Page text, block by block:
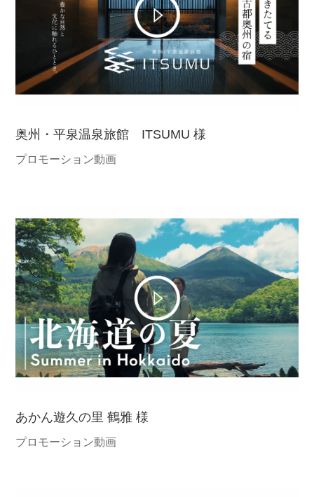
奥州・平泉温泉旅館 ITSUMU 様
プロモーション動画
あかん遊久の里 鶴雅 様
プロモーション動画